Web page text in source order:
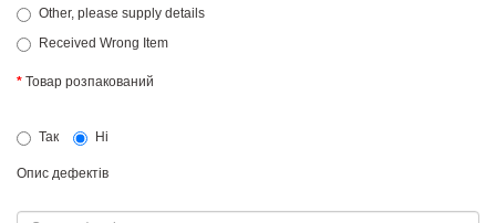
Other, please supply details
Received Wrong Item
Товар розпакований
Так Ні
Опис дефектів